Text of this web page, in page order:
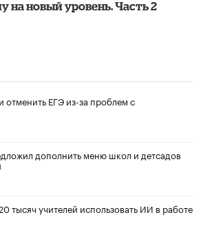
на новый уровень. Часть 2
отменить ЕГЭ из-за проблем с
дополнить меню школ и детсадов
тысяч учителей использовать ИИ в работе